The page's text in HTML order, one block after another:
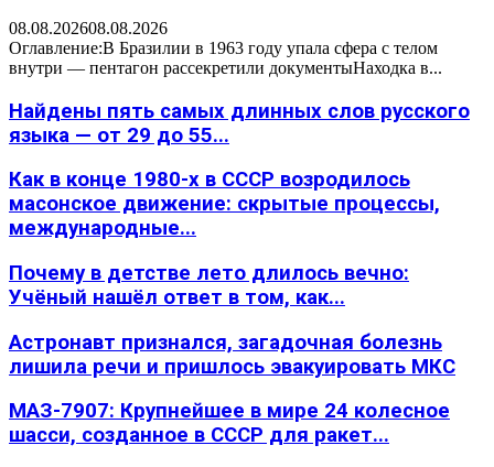
08.08.202608.08.2026
Оглавление:В Бразилии в 1963 году упала сфера с телом
внутри — пентагон рассекретили документыНаходка в...
Найдены пять самых длинных слов русского
языка — от 29 до 55...
Как в конце 1980-х в СССР возродилось
масонское движение: скрытые процессы,
международные...
Почему в детстве лето длилось вечно:
Учёный нашёл ответ в том, как...
Астронавт признался, загадочная болезнь
лишила речи и пришлось эвакуировать МКС
МАЗ-7907: Крупнейшее в мире 24 колесное
шасси, созданное в СССР для ракет...